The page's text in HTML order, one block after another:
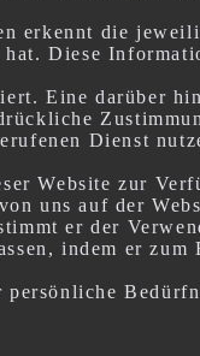
erkennt die
Diese
Eine darüber
Dienst
Website zur
uns auf der
er der
indem er zum